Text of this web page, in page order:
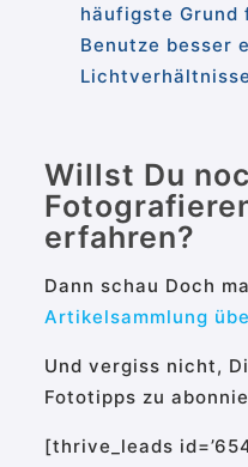
häufigste Grund
Benutze besser
Willst Du
erfahren?
Dann schau Doch
Artikelsammlung
Und vergiss nicht,
Fototipps zu
[thrive_leads